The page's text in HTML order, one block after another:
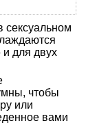
и для двух
чтобы
или
вами